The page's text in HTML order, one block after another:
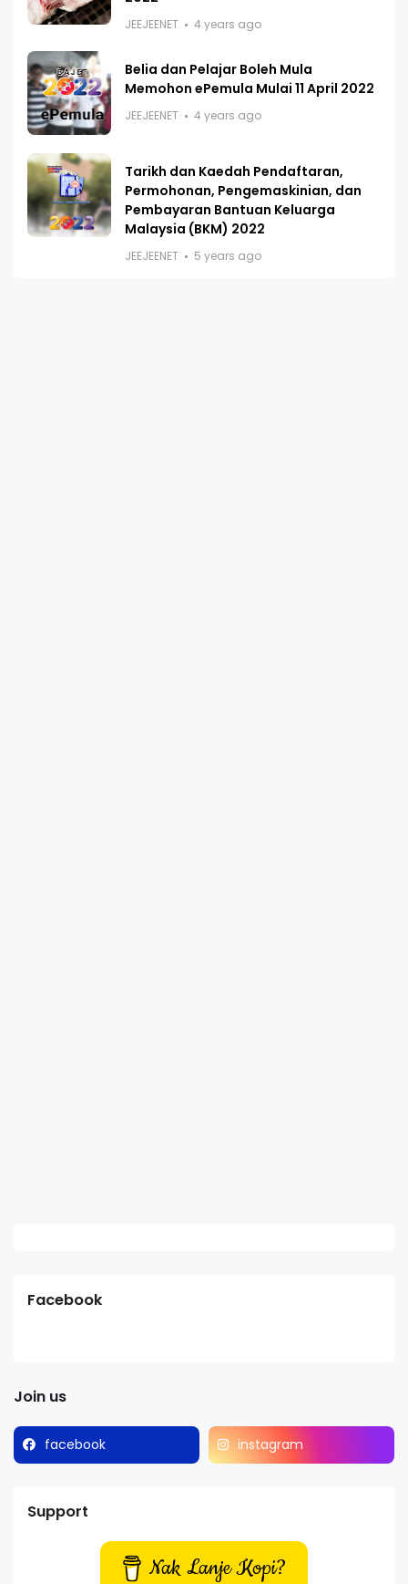
JEEJEENET 4 years ago
Belia dan Pelajar Boleh Mula
Memohon ePemula Mulai 11 April 2022
JEEJEENET 4 years ago
Tarikh dan Kaedah Pendaftaran,
Permohonan, Pengemaskinian, dan
Pembayaran Bantuan Keluarga
Malaysia (BKM) 2022
JEEJEENET 5 years ago
Facebook
Join us
facebook instagram
Support
Nak Lanje Kopi?